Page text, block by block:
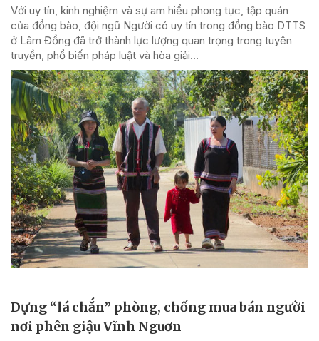
Với uy tín, kinh nghiệm và sự am hiểu phong tục, tập quán
của đồng bào, đội ngũ Người có uy tín trong đồng bào DTTS
ở Lâm Đồng đã trở thành lực lượng quan trọng trong tuyên
truyền, phổ biến pháp luật và hòa giải...
Dựng “lá chắn” phòng, chống mua bán người
nơi phên giậu Vĩnh Nguơn